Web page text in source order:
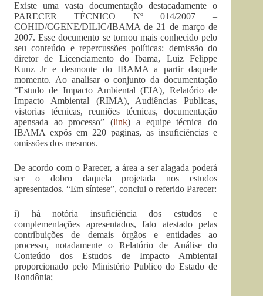
Existe uma vasta documentação destacadamente o
PARECER TÉCNICO Nº 014/2007 –
COHID/CGENE/DILIC/IBAMA de 21 de março de
2007. Esse documento se tornou mais conhecido pelo
seu conteúdo e repercussões políticas: demissão do
diretor de Licenciamento do Ibama, Luiz Felippe
Kunz Jr e desmonte do IBAMA a partir daquele
momento. Ao analisar o conjunto da documentação
“Estudo de Impacto Ambiental (EIA), Relatório de
Impacto Ambiental (RIMA), Audiências Publicas,
vistorias técnicas, reuniões técnicas, documentação
apensada ao processo” (link) a equipe técnica do
IBAMA expôs em 220 paginas, as insuficiências e
omissões dos mesmos.
De acordo com o Parecer, a área a ser alagada poderá
ser o dobro daquela projetada nos estudos
apresentados. “Em síntese”, conclui o referido Parecer:
i) há notória insuficiência dos estudos e
complementações apresentados, fato atestado pelas
contribuições de demais órgãos e entidades ao
processo, notadamente o Relatório de Análise do
Conteúdo dos Estudos de Impacto Ambiental
proporcionado pelo Ministério Publico do Estado de
Rondônia;